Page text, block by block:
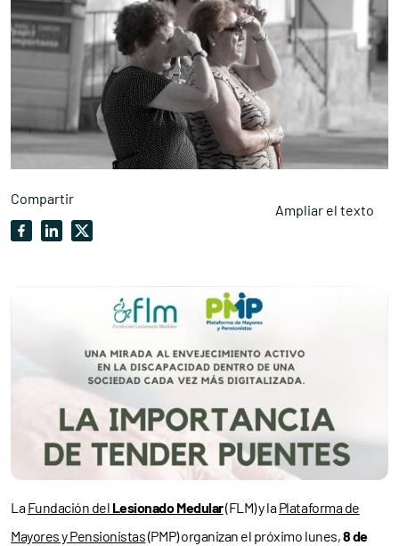
Compartir
Ampliar el texto
LaFundación del Lesionado Medular(FLM) y laPlataforma de
Mayores y Pensionistas(PMP) organizan el próximo lunes,8 de